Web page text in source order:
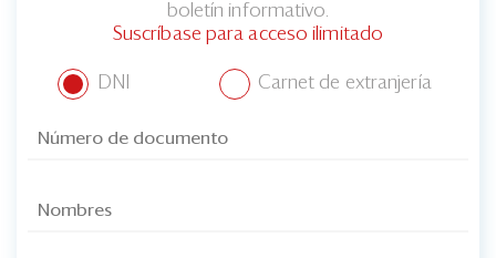
boletín informativo.
Suscríbase para acceso ilimitado
DNI Carnet de extranjería